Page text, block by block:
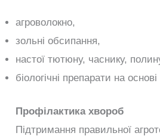
агроволокно,
зольні обсипання,
настої тютюну, часнику,
біологічні препарати на
Профілактика хвороб
Підтримання правильної